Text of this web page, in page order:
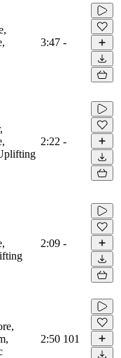
3:47 -
2:22 -
2:09 -
2:50 101